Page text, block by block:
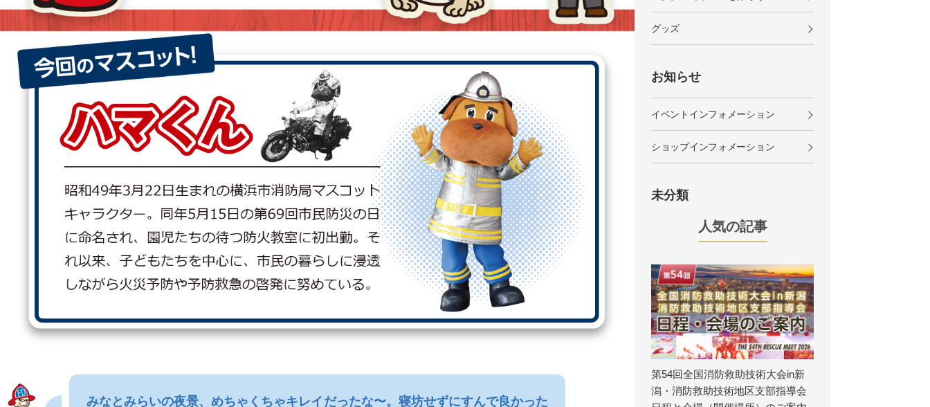
みなとみらいの夜景、めちゃくちゃキレイだったな〜。寝坊せずにすんで良かった
グッズ
お知らせ
イベントインフォメーション
ショップインフォメーション
未分類
人気の記事
第54回全国消防救助技術大会in新
潟・消防救助技術地区支部指導会